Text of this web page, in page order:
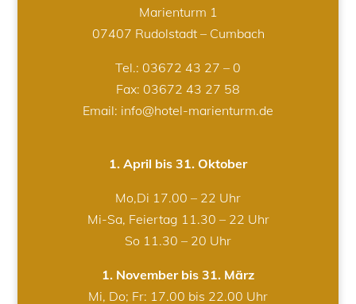
Marienturm 1
07407 Rudolstadt – Cumbach
Tel.: 03672 43 27 – 0
Fax: 03672 43 27 58
Email: info@hotel-marienturm.de
1. April bis 31. Oktober
Mo,Di 17.00 – 22 Uhr
Mi-Sa, Feiertag 11.30 – 22 Uhr
So 11.30 – 20 Uhr
1. November bis 31. März
Mi, Do; Fr: 17.00 bis 22.00 Uhr